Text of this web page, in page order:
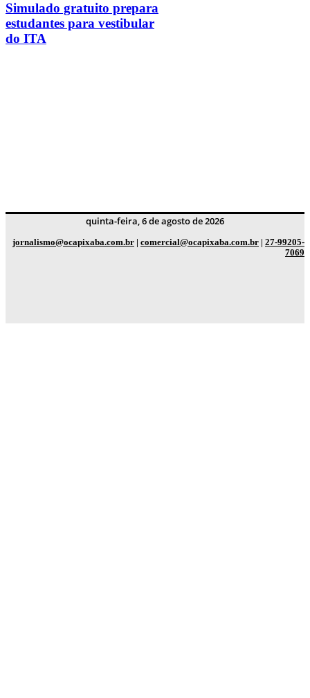
Simulado gratuito prepara
estudantes para vestibular
do ITA
quinta-feira, 6 de agosto de 2026
jornalismo@ocapixaba.com.br | comercial@ocapixaba.com.br | 27-99205-
7069